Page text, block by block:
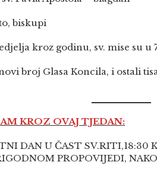
biskupi
kroz godinu, sv. mise su u
broj Glasa Koncila, i ostali
KROZ OVAJ TJEDAN:
DAN U ČAST SV.RITI,18:30
PROPOVIJEDI,